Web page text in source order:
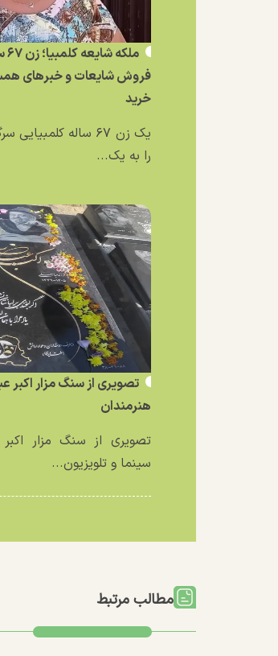
فروش شایعات و خبر‌های
خرید
یک زن ۶۷ ساله
را به یک...
تصویری از سنگ مزار اکبر
هنرمندان
تصویری از سنگ مزار اکبر
سینما و تلویزیون...
مطالب مرتبط